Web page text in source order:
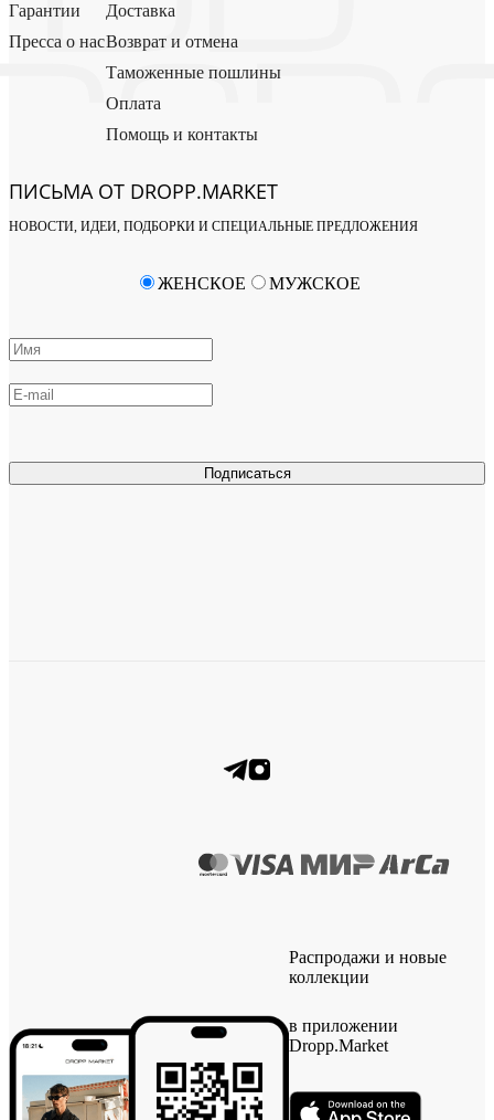
Гарантии
Пресса о нас
Доставка
Возврат и отмена
Таможенные пошлины
Оплата
Помощь и контакты
ПИСЬМА ОТ DROPP.MARKET
НОВОСТИ, ИДЕИ, ПОДБОРКИ И СПЕЦИАЛЬНЫЕ ПРЕДЛОЖЕНИЯ
Подписаться
ЖЕНСКОЕ МУЖСКОЕ
Распродажи и новые
коллекции
в приложении
Dropp.Market